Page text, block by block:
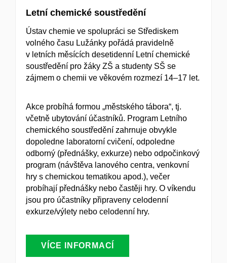
Letní chemické soustředění
Ústav chemie ve spolupráci se Střediskem
volného času Lužánky pořádá pravidelně
v letních měsících desetidenní Letní chemické
soustředění pro žáky ZŠ a studenty SŠ se
zájmem o chemii ve věkovém rozmezí 14–17 let.
Akce probíhá formou „městského tábora“, tj.
včetně ubytování účastníků. Program Letního
chemického soustředění zahrnuje obvykle
dopoledne laboratorní cvičení, odpoledne
odborný (přednášky, exkurze) nebo odpočinkový
program (návštěva lanového centra, venkovní
hry s chemickou tematikou apod.), večer
probíhají přednášky nebo častěji hry. O víkendu
jsou pro účastníky připraveny celodenní
exkurze/výlety nebo celodenní hry.
VÍCE INFORMACÍ